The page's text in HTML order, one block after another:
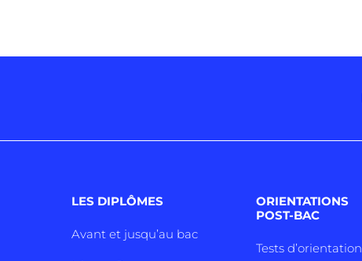
LES DIPLÔMES
Avant et jusqu’au bac
ORIENTATIONS
POST-BAC
Tests d’orientation